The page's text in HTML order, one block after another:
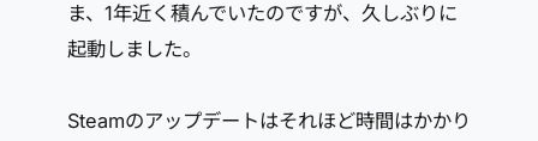
ま、1年近く積んでいたのですが、久しぶりに
起動しました。
Steamのアップデートはそれほど時間はかかり